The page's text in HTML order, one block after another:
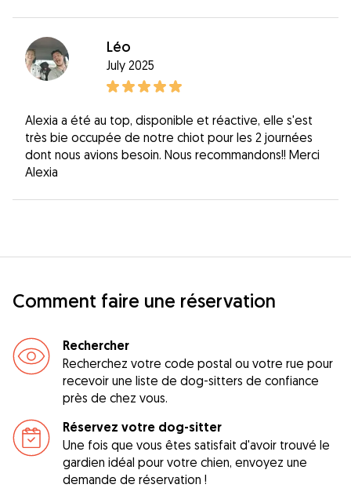
Léo
July 2025
Alexia a été au top, disponible et réactive, elle s'est
très bie occupée de notre chiot pour les 2 journées
dont nous avions besoin. Nous recommandons!! Merci
Alexia
Comment faire une réservation
Rechercher
Recherchez votre code postal ou votre rue pour
recevoir une liste de dog-sitters de confiance
près de chez vous.
Réservez votre dog-sitter
Une fois que vous êtes satisfait d'avoir trouvé le
gardien idéal pour votre chien, envoyez une
demande de réservation !